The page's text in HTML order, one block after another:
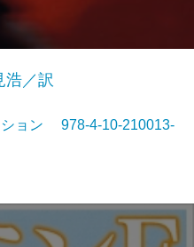
浩／訳
ション 978-4-10-210013-